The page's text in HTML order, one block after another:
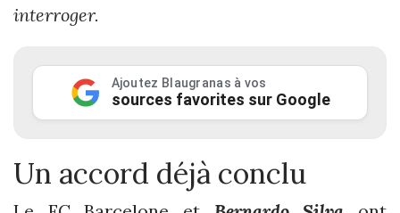
interroger.
Ajoutez Blaugranas à vos
sources favorites sur Google
Un accord déjà conclu